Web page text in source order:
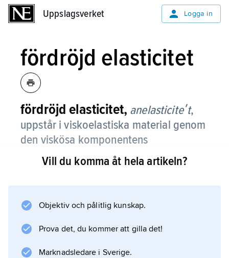
Uppslagsverket Logga in
fördröjd elasticitet
fördröjd elasticitet, anelasticiteʹt,
uppstår i viskoelastiska material genom
den viskösa komponentens
hastighetsberoende.
krypning. Likaså sker en återgående krypning
elasticitet
.
Vill du komma åt hela artikeln?
Objektiv och pålitlig kunskap.
Prova det, du kommer att gilla det!
Marknadsledare i Sverige.